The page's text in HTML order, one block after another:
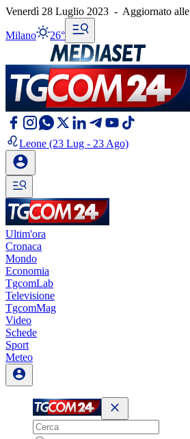
Venerdì 28 Luglio 2023 - Aggiornato alle
Milano 26°
Leone (23 Lug - 23 Ago)
Ultim'ora
Cronaca
Mondo
Economia
TgcomLab
Televisione
TgcomMag
Video
Schede
Sport
Meteo